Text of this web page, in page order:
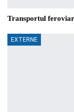
Transportul
EXTERNE